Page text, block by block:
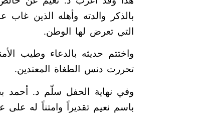
بالذكر والدته وأهله الذين
التي تعرض لها الوطن.
واختتم حديثه بالدعاء وطيب
تحررت دنس الطغاة المعتدين.
وفي نهاية الحفل سلّم د. أحمد
باسم نعيم تقديراً وامتناً له